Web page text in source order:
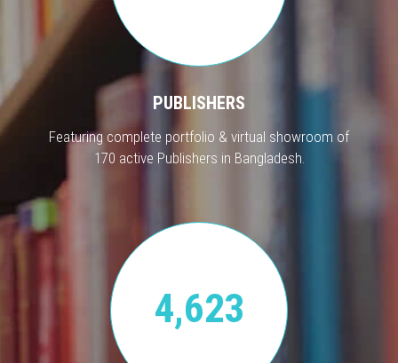
PUBLISHERS
Featuring complete portfolio & virtual showroom of
170 active Publishers in Bangladesh.
4,623